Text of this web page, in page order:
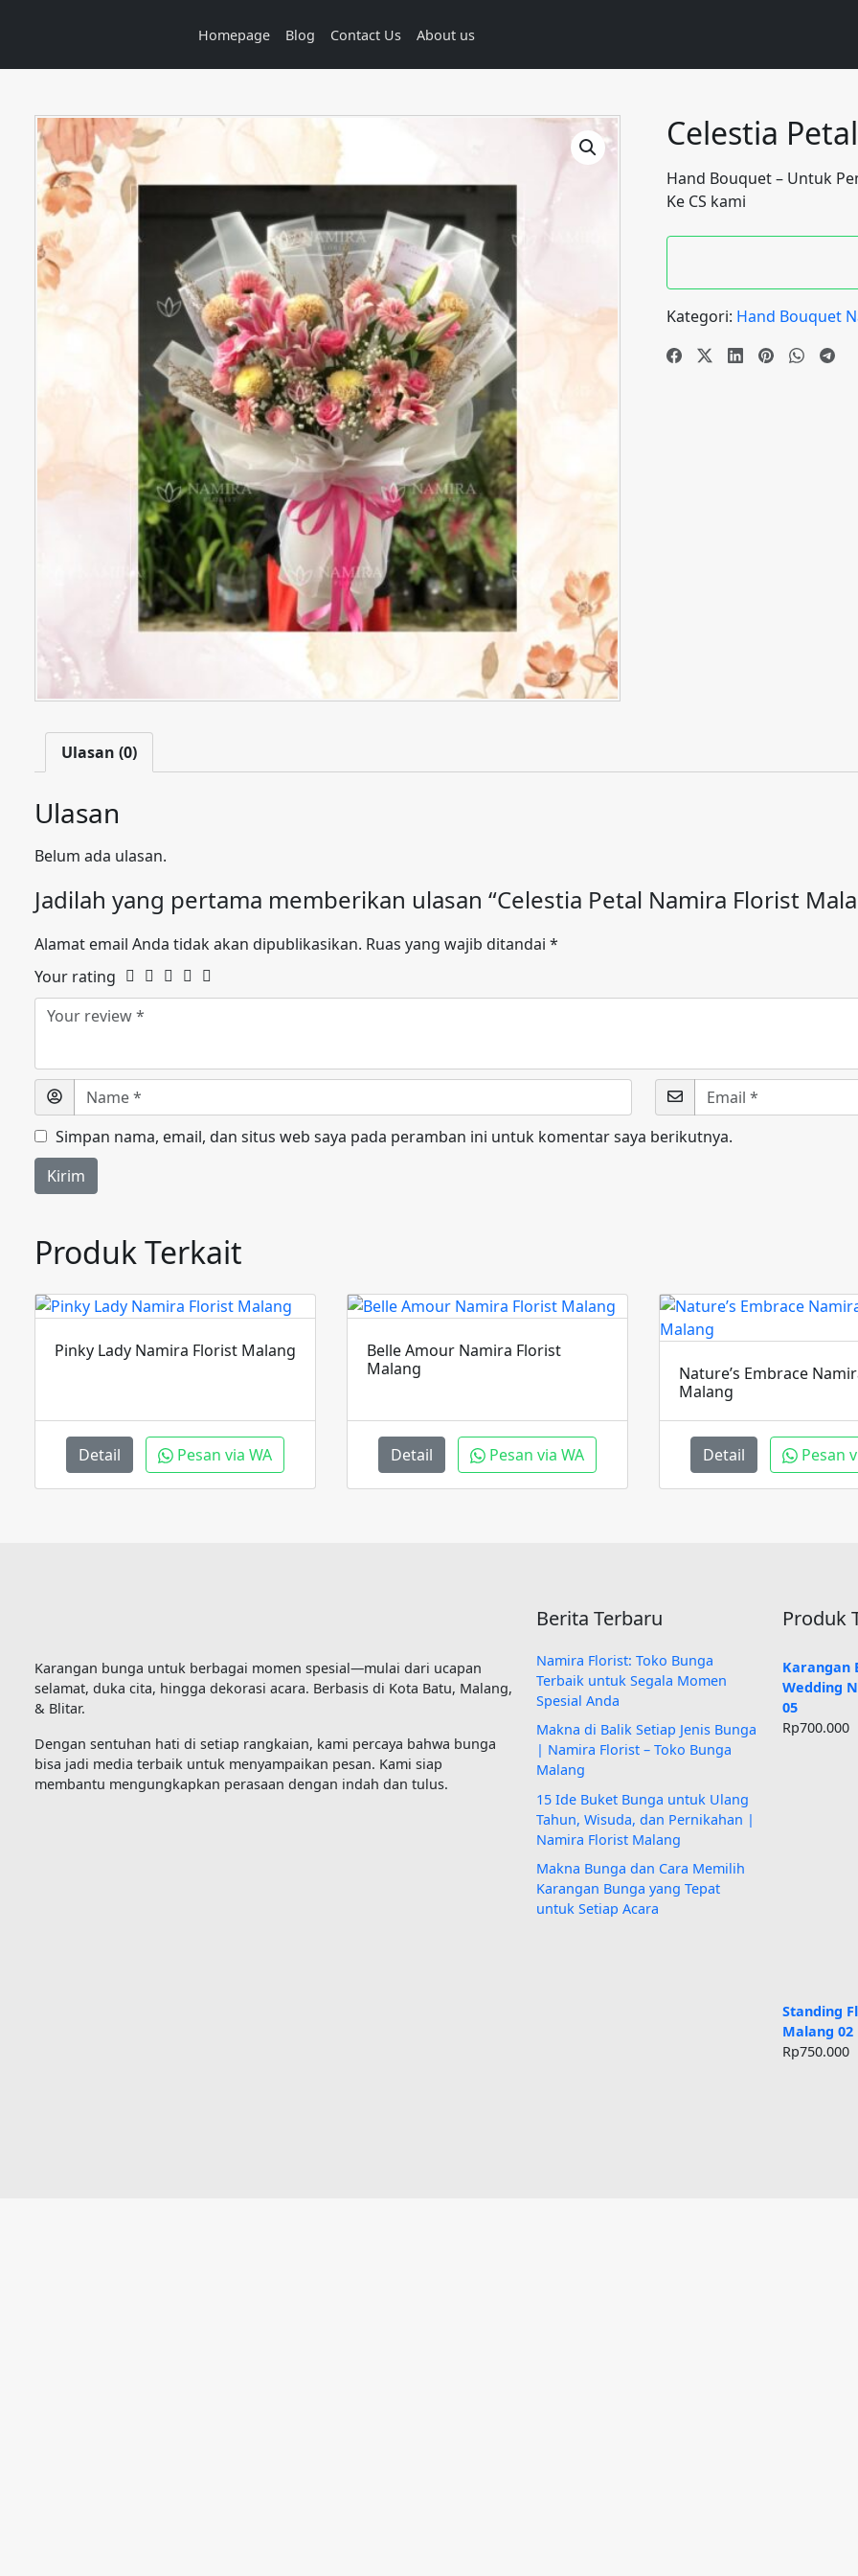
Homepage Blog Contact Us About us
Celestia
Hand Bouquet – Untuk
Ke CS kami
Kategori: Hand Bouquet
Ulasan (0)
Ulasan
Belum ada ulasan.
Jadilah yang pertama memberikan ulasan “Celestia Petal Namira Florist
Alamat email Anda tidak akan dipublikasikan. Ruas yang wajib ditandai *
Your rating
Simpan nama, email, dan situs web saya pada peramban ini untuk komentar saya berikutnya.
Produk Terkait
Pinky Lady Namira Florist Malang
Detail Pesan via WA
Belle Amour Namira Florist
Malang
Detail Pesan via WA
Nature’s Embrace
Malang
Detail Pesan
Karangan bunga untuk berbagai momen spesial—mulai dari ucapan
selamat, duka cita, hingga dekorasi acara. Berbasis di Kota Batu, Malang,
& Blitar.
Dengan sentuhan hati di setiap rangkaian, kami percaya bahwa bunga
bisa jadi media terbaik untuk menyampaikan pesan. Kami siap
membantu mengungkapkan perasaan dengan indah dan tulus.
Berita Terbaru
Namira Florist: Toko Bunga
Terbaik untuk Segala Momen
Spesial Anda
Makna di Balik Setiap Jenis Bunga
| Namira Florist – Toko Bunga
Malang
15 Ide Buket Bunga untuk Ulang
Tahun, Wisuda, dan Pernikahan |
Namira Florist Malang
Makna Bunga dan Cara Memilih
Karangan Bunga yang Tepat
untuk Setiap Acara
Produk
Karangan
Wedding
05
Rp700.000
Standing
Malang 02
Rp750.000